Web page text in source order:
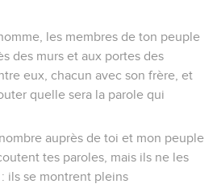
les membres de ton peuple
des murs et aux portes des
eux, chacun avec son frère, et
quelle sera la parole qui
auprès de toi et mon peuple
tes paroles, mais ils ne les
ils se montrent pleins